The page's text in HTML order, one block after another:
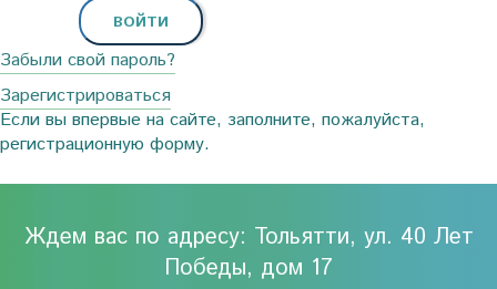
Забыли свой пароль?
Зарегистрироваться
Если вы впервые на сайте, заполните, пожалуйста,
регистрационную форму.
Ждем вас по адресу: Тольятти, ул. 40 Лет
Победы, дом 17